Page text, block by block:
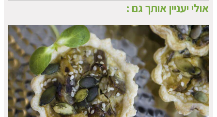
אולי יעניין אותך גם :